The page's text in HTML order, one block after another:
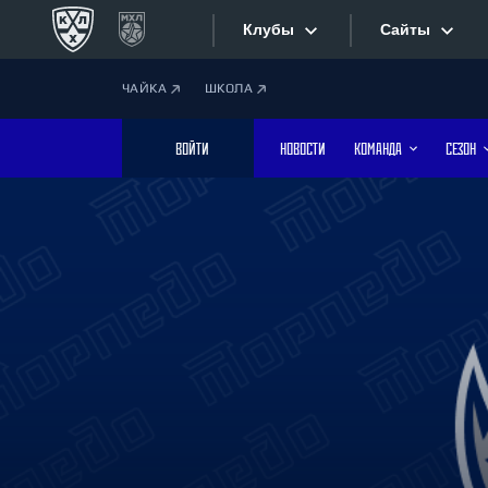
Клубы
Дивизион Боброва
Лада
Сайты
Фотобанк
ЧАЙКА ШКОЛА
ВОЙТИ НОВОСТИ КОМАНДА СЕЗОН